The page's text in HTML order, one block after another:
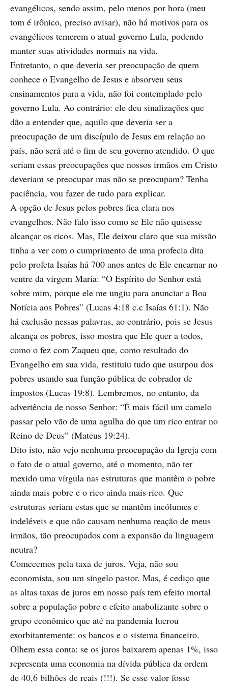
evangélicos, sendo assim, pelo menos por hora (meu
tom é irônico, preciso avisar), não há motivos para os
evangélicos temerem o atual governo Lula, podendo
manter suas atividades normais na vida.
Entretanto, o que deveria ser preocupação de quem
conhece o Evangelho de Jesus e absorveu seus
ensinamentos para a vida, não foi contemplado pelo
governo Lula. Ao contrário: ele deu sinalizações que
dão a entender que, aquilo que deveria ser a
preocupação de um discípulo de Jesus em relação ao
país, não será até o fim de seu governo atendido. O que
seriam essas preocupações que nossos irmãos em Cristo
deveriam se preocupar mas não se preocupam? Tenha
paciência, vou fazer de tudo para explicar.
A opção de Jesus pelos pobres fica clara nos
evangelhos. Não falo isso como se Ele não quisesse
alcançar os ricos. Mas, Ele deixou claro que sua missão
tinha a ver com o cumprimento de uma profecia dita
pelo profeta Isaías há 700 anos antes de Ele encarnar no
ventre da virgem Maria: “O Espírito do Senhor está
sobre mim, porque ele me ungiu para anunciar a Boa
Notícia aos Pobres” (Lucas 4:18 c.c Isaías 61:1). Não
há exclusão nessas palavras, ao contrário, pois se Jesus
alcança os pobres, isso mostra que Ele quer a todos,
como o fez com Zaqueu que, como resultado do
Evangelho em sua vida, restituiu tudo que usurpou dos
pobres usando sua função pública de cobrador de
impostos (Lucas 19:8). Lembremos, no entanto, da
advertência de nosso Senhor: “É mais fácil um camelo
passar pelo vão de uma agulha do que um rico entrar no
Reino de Deus” (Mateus 19:24).
Dito isto, não vejo nenhuma preocupação da Igreja com
o fato de o atual governo, até o momento, não ter
mexido uma vírgula nas estruturas que mantêm o pobre
ainda mais pobre e o rico ainda mais rico. Que
estruturas seriam estas que se mantêm incólumes e
indeléveis e que não causam nenhuma reação de meus
irmãos, tão preocupados com a expansão da linguagem
neutra?
Comecemos pela taxa de juros. Veja, não sou
economista, sou um singelo pastor. Mas, é cediço que
as altas taxas de juros em nosso país tem efeito mortal
sobre a população pobre e efeito anabolizante sobre o
grupo econômico que até na pandemia lucrou
exorbitantemente: os bancos e o sistema financeiro.
Olhem essa conta: se os juros baixarem apenas 1%, isso
representa uma economia na dívida pública da ordem
de 40,6 bilhões de reais (!!!). Se esse valor fosse